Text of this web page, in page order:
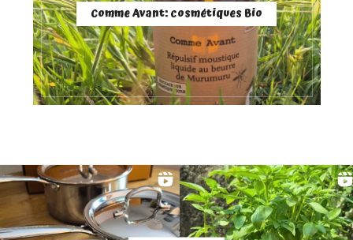
Comme Avant: cosmétiques Bio